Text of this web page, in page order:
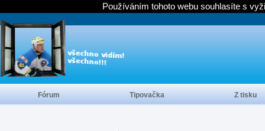
Fórum Tipovačka Z tisku
Používáním tohoto webu souhlasíte s